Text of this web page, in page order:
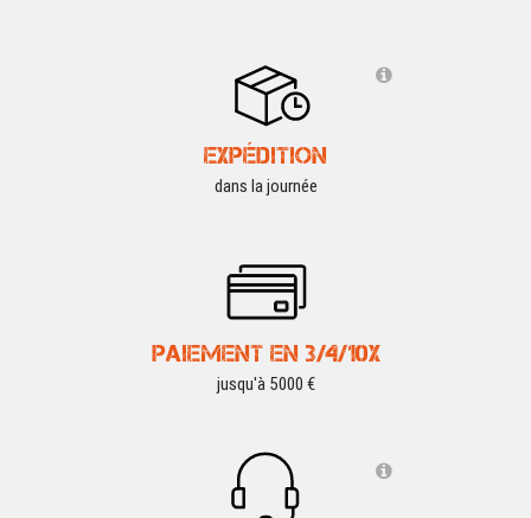
EXPÉDITION
dans la journée
PAIEMENT EN 3/4/10X
jusqu'à 5000 €